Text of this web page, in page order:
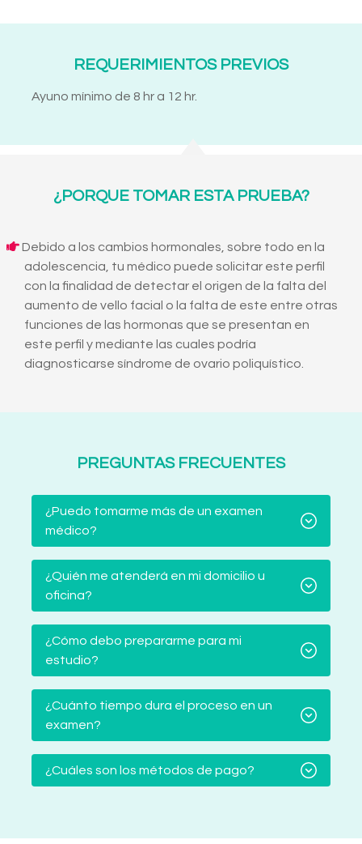
REQUERIMIENTOS PREVIOS
Ayuno mínimo de 8 hr a 12 hr.
¿PORQUE TOMAR ESTA PRUEBA?
Debido a los cambios hormonales, sobre todo en la
adolescencia, tu médico puede solicitar este perfil
con la finalidad de detectar el origen de la falta del
aumento de vello facial o la falta de este entre otras
funciones de las hormonas que se presentan en
este perfil y mediante las cuales podría
diagnosticarse síndrome de ovario poliquístico.
PREGUNTAS FRECUENTES
¿Puedo tomarme más de un examen
médico?
¿Quién me atenderá en mi domicilio u
oficina?
¿Cómo debo prepararme para mi
estudio?
¿Cuánto tiempo dura el proceso en un
examen?
¿Cuáles son los métodos de pago?